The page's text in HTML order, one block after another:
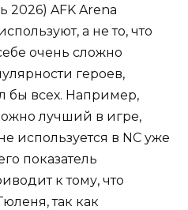
AFK Arena
а не то, что
очень сложно
героев,
бы всех. Например,
лучший в игре,
используется в NC уже
показатель
к тому, что
так как